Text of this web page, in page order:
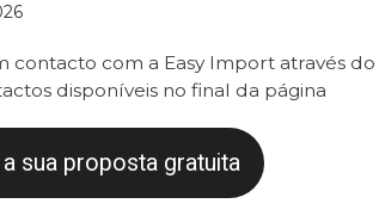
contacto com a Easy Import através
disponíveis no final da página
a sua proposta gratuita